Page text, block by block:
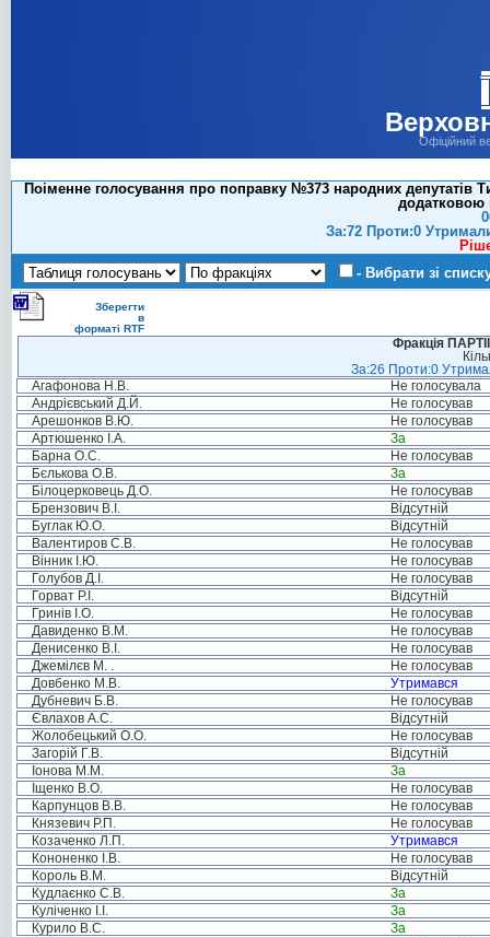
Офіційний
Поіменне голосування про поправку №373 народних
додатковою
За:72 Проти:0
- Вибрати зі
Зберегти
в
форматі RTF
Фракція
За:26 Проти:0
Агафонова Н.В.
Не голосувала
Андрієвський Д.Й.
Не голосував
Арешонков В.Ю.
Не голосував
Артюшенко І.А.
За
Барна О.С.
Не голосував
Бєлькова О.В.
За
Білоцерковець Д.О.
Не голосував
Брензович В.І.
Відсутній
Буглак Ю.О.
Відсутній
Валентиров С.В.
Не голосував
Вінник І.Ю.
Не голосував
Голубов Д.І.
Не голосував
Горват Р.І.
Відсутній
Гринів І.О.
Не голосував
Давиденко В.М.
Не голосував
Денисенко В.І.
Не голосував
Джемілєв М. .
Не голосував
Довбенко М.В.
Утримався
Дубневич Б.В.
Не голосував
Євлахов А.С.
Відсутній
Жолобецький О.О.
Не голосував
Загорій Г.В.
Відсутній
Іонова М.М.
За
Іщенко В.О.
Не голосував
Карпунцов В.В.
Не голосував
Князевич Р.П.
Не голосував
Козаченко Л.П.
Утримався
Кононенко І.В.
Не голосував
Король В.М.
Відсутній
Кудлаєнко С.В.
За
Куліченко І.І.
За
Курило В.С.
За